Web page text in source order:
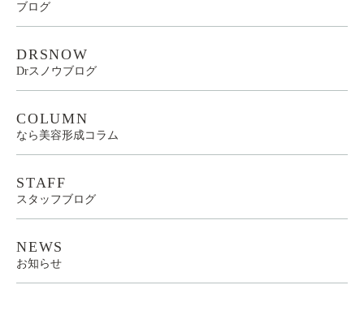
ブログ
DRSNOW
Drスノウブログ
COLUMN
なら美容形成コラム
STAFF
スタッフブログ
NEWS
お知らせ